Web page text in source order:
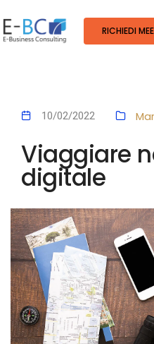
RICHIEDI
10/02/2022
Viaggiare
digitale